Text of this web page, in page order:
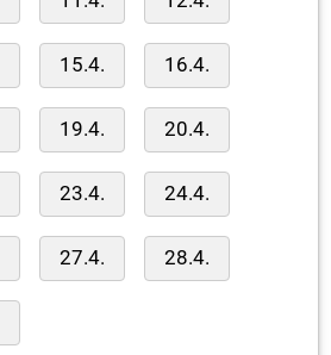
15.4. 16.4.
19.4. 20.4.
23.4. 24.4.
27.4. 28.4.